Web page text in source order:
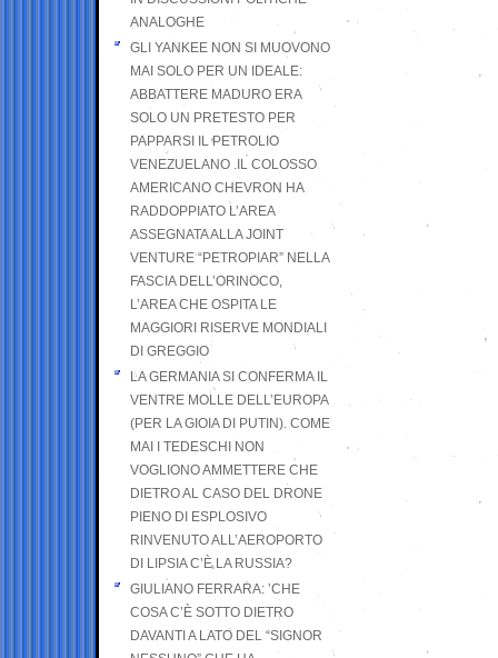
ANALOGHE
GLI YANKEE NON SI MUOVONO
MAI SOLO PER UN IDEALE:
ABBATTERE MADURO ERA
SOLO UN PRETESTO PER
PAPPARSI IL PETROLIO
VENEZUELANO .IL COLOSSO
AMERICANO CHEVRON HA
RADDOPPIATO L’AREA
ASSEGNATA ALLA JOINT
VENTURE “PETROPIAR” NELLA
FASCIA DELL’ORINOCO,
L’AREA CHE OSPITA LE
MAGGIORI RISERVE MONDIALI
DI GREGGIO
LA GERMANIA SI CONFERMA IL
VENTRE MOLLE DELL’EUROPA
(PER LA GIOIA DI PUTIN). COME
MAI I TEDESCHI NON
VOGLIONO AMMETTERE CHE
DIETRO AL CASO DEL DRONE
PIENO DI ESPLOSIVO
RINVENUTO ALL’AEROPORTO
DI LIPSIA C’È LA RUSSIA?
GIULIANO FERRARA: ’CHE
COSA C’È SOTTO DIETRO
DAVANTI A LATO DEL “SIGNOR